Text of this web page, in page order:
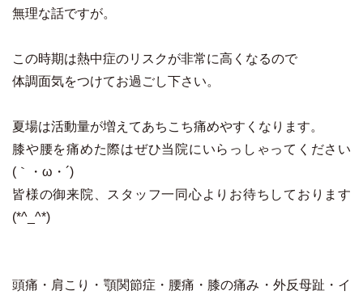
無理な話ですが。
この時期は熱中症のリスクが非常に高くなるので
体調面気をつけてお過ごし下さい。
夏場は活動量が増えてあちこち痛めやすくなります。
膝や腰を痛めた際はぜひ当院にいらっしゃってください
(｀・ω・´)
皆様の御来院、スタッフ一同心よりお待ちしております
(*^_^*)
頭痛・肩こり・顎関節症・腰痛・膝の痛み・外反母趾・イ